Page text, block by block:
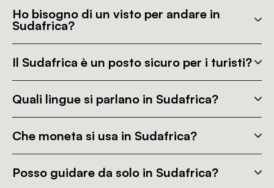
Ho bisogno di un visto per andare in
Sudafrica?
Il Sudafrica è un posto sicuro per i turisti?
Quali lingue si parlano in Sudafrica?
Che moneta si usa in Sudafrica?
Posso guidare da solo in Sudafrica?